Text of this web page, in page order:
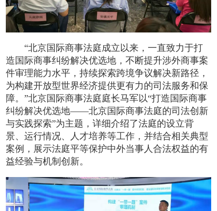
“北京国际商事法庭成立以来，一直致力于打
造国际商事纠纷解决优选地，不断提升涉外商事案
件审理能力水平，持续探索跨境争议解决新路径，
为构建开放型世界经济提供更有力的司法服务和保
障。”北京国际商事法庭庭长马军以“打造国际商事
纠纷解决优选地——北京国际商事法庭的司法创新
与实践探索”为主题，详细介绍了法庭的设立背
景、运行情况、人才培养等工作，并结合相关典型
案例，展示法庭平等保护中外当事人合法权益的有
益经验与机制创新。